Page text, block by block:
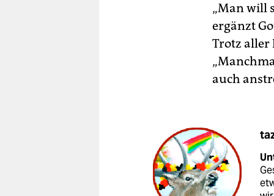
„Man will
ergänzt
Trotz aller
auch